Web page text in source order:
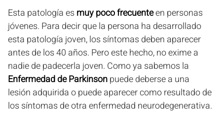
Esta patología esmuy poco frecuenteen personas
jóvenes. Para decir que la persona ha desarrollado
esta patología joven, los síntomas deben aparecer
antes de los 40 años. Pero este hecho, no exime a
nadie de padecerla joven. Como ya sabemos la
Enfermedad de Parkinsonpuede deberse a una
lesión adquirida o puede aparecer como resultado de
los síntomas de otra enfermedad neurodegenerativa.